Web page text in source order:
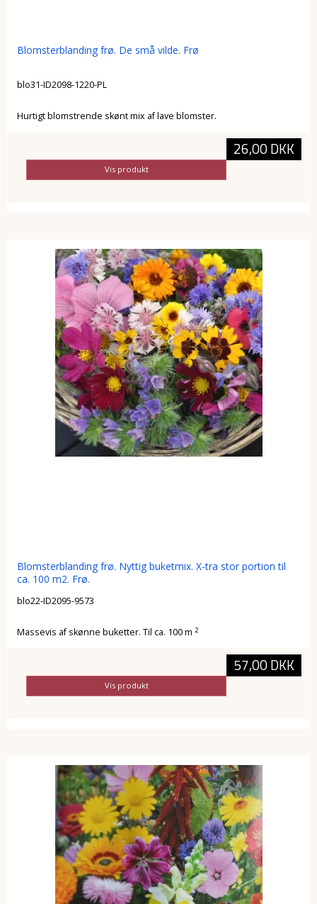
Blomsterblanding frø. De små vilde. Frø
blo31-ID2098-1220-PL
Hurtigt blomstrende skønt mix af lave blomster.
26,00 DKK
Vis produkt
Blomsterblanding frø. Nyttig buketmix. X-tra stor portion til
ca. 100 m2. Frø.
blo22-ID2095-9573
Massevis af skønne buketter. Til ca. 100 m 2
57,00 DKK
Vis produkt